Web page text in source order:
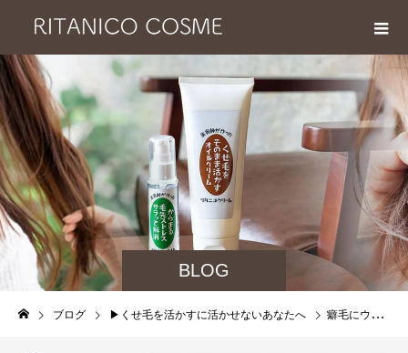
BLOG
ブログ ▶︎くせ毛を活かすに活かせないあなたへ 癖毛にウルフカットってどうなんだろう？どうせ無理なんだろうな… について｜癖毛にウルフカット相性抜群です！